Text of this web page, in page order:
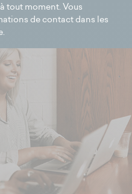
tout moment. Vous
de contact dans les